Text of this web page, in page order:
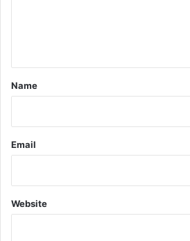
*
Name
Email
Website